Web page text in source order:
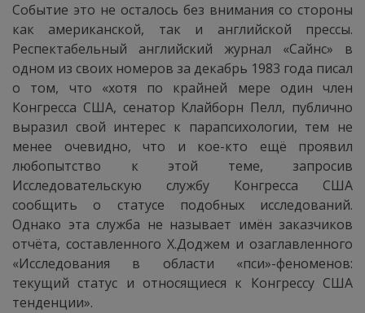
Событие это не осталось без внимания со стороны
как американской, так и английской прессы.
Респектабельный английский журнал «Сайнс» в
одном из своих номеров за декабрь 1983 года писал
о том, что «хотя по крайней мере один член
Конгресса США, сенатор Клайборн Пелл, публично
выразил свой интерес к парапсихологии, тем не
менее очевидно, что и кое-кто ещё проявил
любопытство к этой теме, запросив
Исследовательскую службу Конгресса США
сообщить о статусе подобных исследований.
Однако эта служба не называет имён заказчиков
отчёта, составленного X.Доджем и озаглавленного
«Исследования в области «пси»-феноменов:
текущий статус и относящиеся к Конгрессу США
тенденции».